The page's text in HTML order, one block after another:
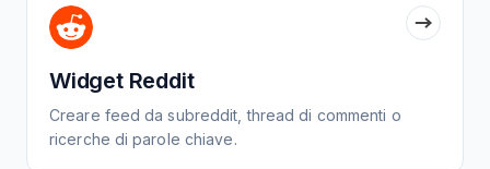
Widget Reddit
Creare feed da subreddit, thread di commenti o
ricerche di parole chiave.